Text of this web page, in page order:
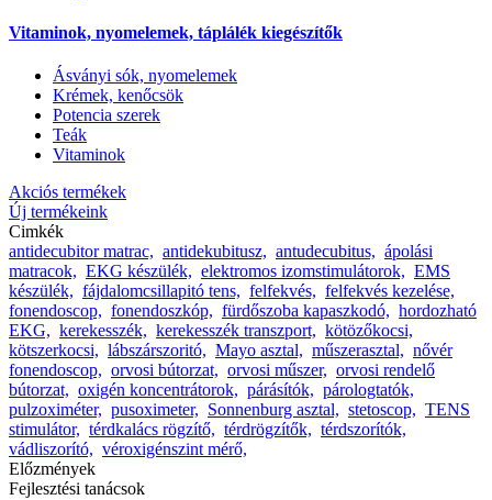
Vitaminok, nyomelemek, táplálék kiegészítők
Ásványi sók, nyomelemek
Krémek, kenőcsök
Potencia szerek
Teák
Vitaminok
Akciós termékek
Új termékeink
Cimkék
antidecubitor matrac, antidekubitusz, antudecubitus, ápolási
matracok, EKG készülék, elektromos izomstimulátorok, EMS
készülék, fájdalomcsillapitó tens, felfekvés, felfekvés kezelése,
fonendoscop, fonendoszkóp, fürdőszoba kapaszkodó, hordozható
EKG, kerekesszék, kerekesszék transzport, kötözőkocsi,
kötszerkocsi, lábszárszoritó, Mayo asztal, műszerasztal, nővér
fonendoscop, orvosi bútorzat, orvosi műszer, orvosi rendelő
bútorzat, oxigén koncentrátorok, párásítók, párologtatók,
pulzoximéter, pusoximeter, Sonnenburg asztal, stetoscop, TENS
stimulátor, térdkalács rögzítő, térdrögzítők, térdszorítók,
vádliszorító, véroxigénszint mérő,
Előzmények
Fejlesztési tanácsok